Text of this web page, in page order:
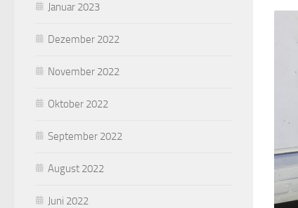
Januar 2023
Dezember 2022
November 2022
Oktober 2022
September 2022
August 2022
Juni 2022